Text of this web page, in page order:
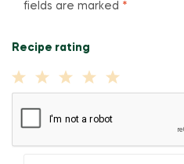
fields are marked *
Recipe rating
2
Stars
Star